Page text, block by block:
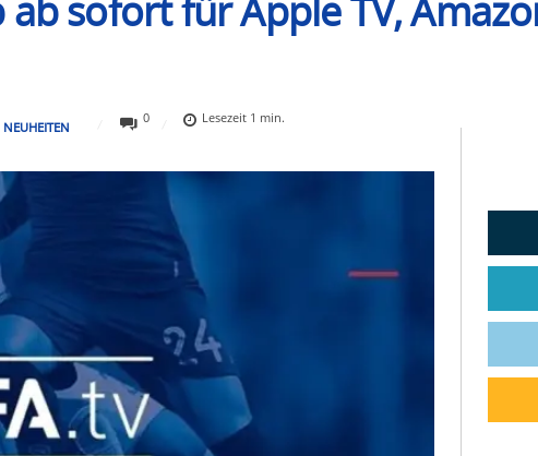
ab sofort für Apple TV,
NEUHEITEN
0 Lesezeit 1 min.